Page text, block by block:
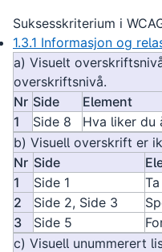
Suksesskriterium i
1.3.1 Informasjon og
a) Visuelt
overskriftsnivå.
Nr Side Element
1
Side 8 Hva liker du
b) Visuell overskrift er
Nr Side
1
Side 1
2
Side 2, Side 3
3
Side 5
c) Visuell unummerert